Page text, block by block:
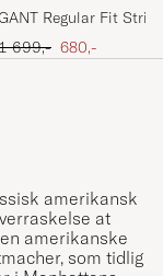
Regular Fit
Drawstring Shorts
pris
699,- Nedsatt pris
680,-
amerikansk
at
amerikanske
som tidlig